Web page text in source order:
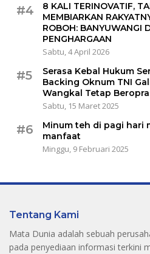
#4
8 KALI TERINOVATIF,
MEMBIARKAN
ROBOH: BANYUWANGI
PENGHARGAAN
Sabtu, 4 April 2026
#5
Serasa Kebal Hukum
Backing Oknum TNI
Wangkal Tetap
Sabtu, 15 Maret 2025
#6
Minum teh di pagi hari
manfaat
Minggu, 9 Februari 2025
Tentang Kami
Mata Dunia adalah sebuah
pada penyediaan informasi terkini